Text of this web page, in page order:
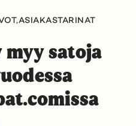
ASIAKASTARINAT
myy satoja